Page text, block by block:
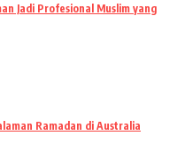
Jadi Profesional Muslim yang
Ramadan di Australia